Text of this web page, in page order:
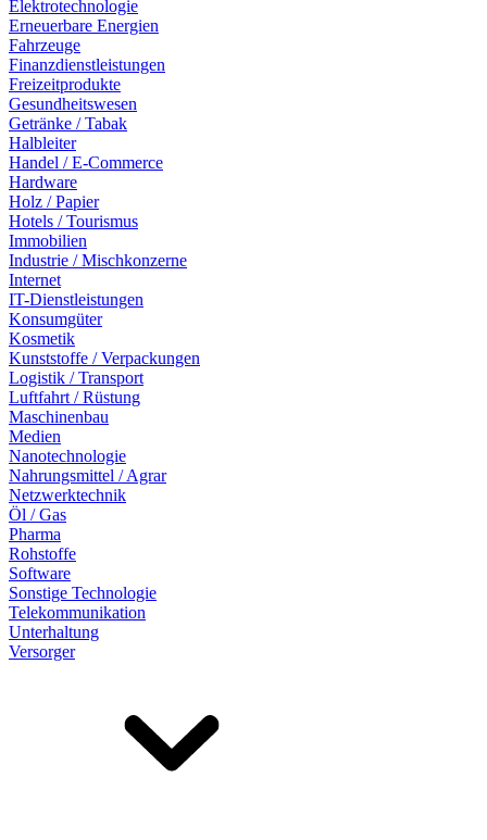
Elektrotechnologie
Erneuerbare Energien
Fahrzeuge
Finanzdienstleistungen
Freizeitprodukte
Gesundheitswesen
Getränke / Tabak
Halbleiter
Handel / E-Commerce
Hardware
Holz / Papier
Hotels / Tourismus
Immobilien
Industrie / Mischkonzerne
Internet
IT-Dienstleistungen
Konsumgüter
Kosmetik
Kunststoffe / Verpackungen
Logistik / Transport
Luftfahrt / Rüstung
Maschinenbau
Medien
Nanotechnologie
Nahrungsmittel / Agrar
Netzwerktechnik
Öl / Gas
Pharma
Rohstoffe
Software
Sonstige Technologie
Telekommunikation
Unterhaltung
Versorger